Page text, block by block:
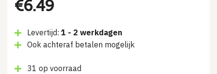
€6.49
Levertijd: 1 - 2 werkdagen
Ook achteraf betalen mogelijk
31 op voorraad